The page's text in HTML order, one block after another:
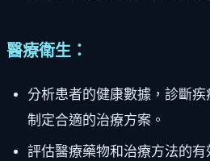
醫療衛生：
分析患者的健康數據，診斷
制定合適的治療方案。
評估醫療藥物和治療方法的